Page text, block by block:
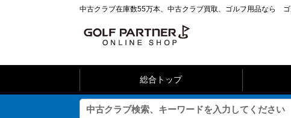
中古クラブ在庫数55万本、中古クラブ買取、ゴルフ用品なら
総合トップ